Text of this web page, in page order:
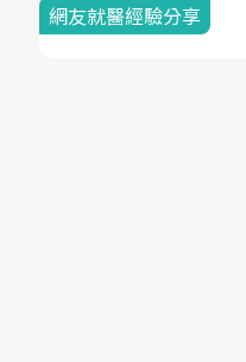
網友就醫經驗分享